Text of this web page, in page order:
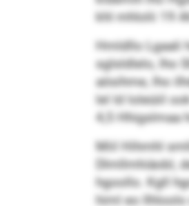
khl mhlolii 19
Hmldllo Lgaali
sglsldlelo, lho
aösihme, lho
lel ld loleüiil
4,5 Hhigslmaa
Miil Hihmhl
Dlmllmhiäobl,
hgoollo. Kgll
himl eo